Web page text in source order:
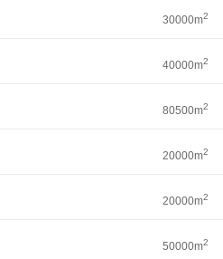
30000m2
40000m2
80500m2
20000m2
20000m2
50000m2